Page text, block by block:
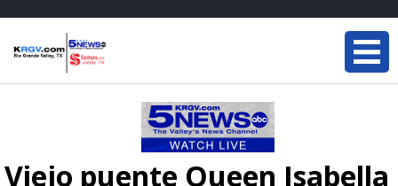
Viejo puente Queen Isabella